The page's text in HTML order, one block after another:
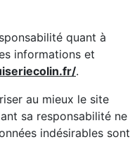
quant à
informations et
.
au mieux le site
sa responsabilité ne
indésirables sont